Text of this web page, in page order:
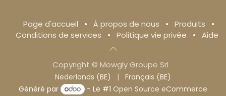
Page d'accueil • À propos de nous • Produits
•
Conditions de services
• Politique vie privée • Aide
Copyright © Mowgly Groupe Srl
Nederlands (BE) |
Français (BE)
Généré par
- Le #1 Open Source eCommerce